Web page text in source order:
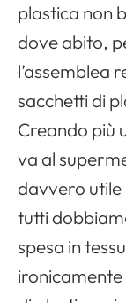
plastica non
dove abito,
l’assemblea
sacchetti di
Creando più
va al
davvero utile
tutti
spesa in
ironicamente